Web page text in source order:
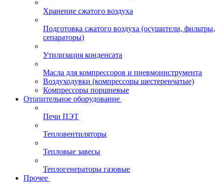
Хранение сжатого воздуха
Подготовка сжатого воздуха (осушители, фильтры,
сепараторы)
Утилизация конденсата
Масла для компрессоров и пневмоинструмента
Воздуходувки (компрессоры шестеренчатые)
Компрессоры поршневые
Отопительное оборудование
Печи ПЭТ
Тепловентиляторы
Тепловые завесы
Теплогенераторы газовые
Прочее